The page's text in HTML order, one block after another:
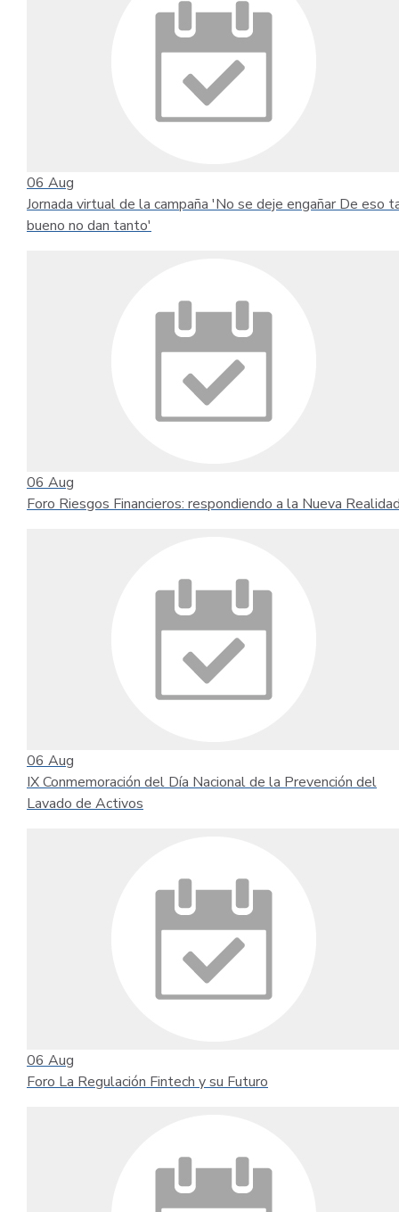
06 Aug
Jornada virtual de la campaña 'No se deje engañar De eso
bueno no dan tanto'
06 Aug
Foro Riesgos Financieros: respondiendo a la Nueva
06 Aug
IX Conmemoración del Día Nacional de la Prevención del
Lavado de Activos
06 Aug
Foro La Regulación Fintech y su Futuro